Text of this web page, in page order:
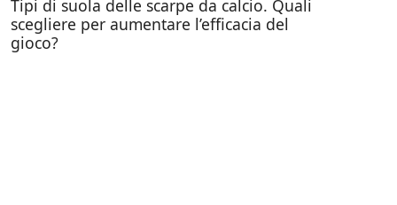
Tipi di suola delle scarpe da calcio. Quali
scegliere per aumentare l’efficacia del
gioco?